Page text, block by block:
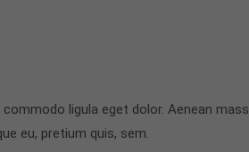
ligula eget dolor. Aenean
eu, pretium quis, sem.